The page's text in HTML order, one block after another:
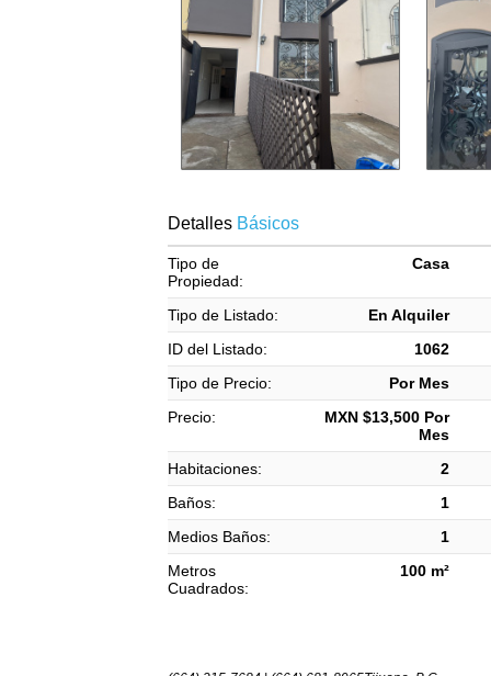
DetallesBásicos
Tipo de
Propiedad:
Casa
Tipo de Listado:
En Alquiler
ID del Listado:
1062
Tipo de Precio:
Por Mes
Precio:
MXN $13,500 Por
Mes
Habitaciones:
2
Baños:
1
Medios Baños:
1
Metros
Cuadrados:
100 m²